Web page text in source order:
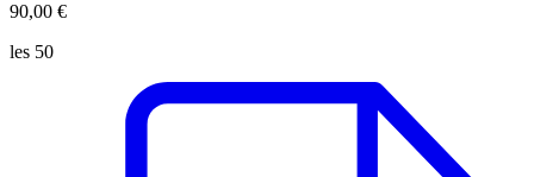
90,00 €
les 50